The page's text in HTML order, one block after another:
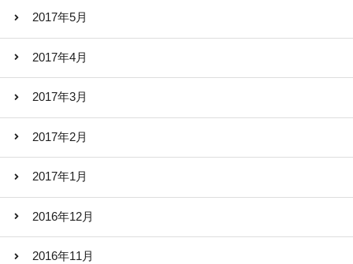
2017年5月
2017年4月
2017年3月
2017年2月
2017年1月
2016年12月
2016年11月